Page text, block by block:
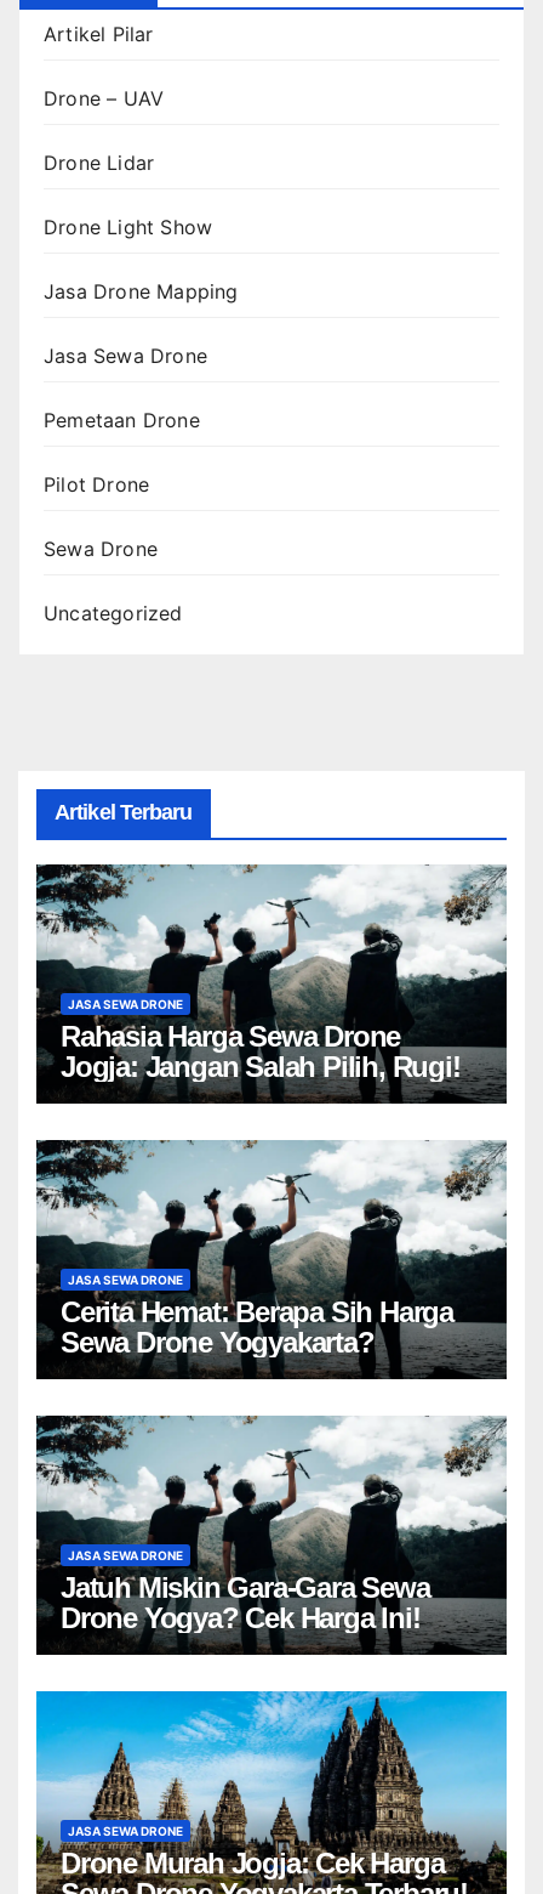
Artikel Pilar
Drone – UAV
Drone Lidar
Drone Light Show
Jasa Drone Mapping
Jasa Sewa Drone
Pemetaan Drone
Pilot Drone
Sewa Drone
Uncategorized
Artikel Terbaru
JASA SEWA DRONE
Rahasia Harga Sewa Drone
Jogja: Jangan Salah Pilih, Rugi!
JASA SEWA DRONE
Cerita Hemat: Berapa Sih Harga
Sewa Drone Yogyakarta?
JASA SEWA DRONE
Jatuh Miskin Gara-Gara Sewa
Drone Yogya? Cek Harga Ini!
JASA SEWA DRONE
Drone Murah Jogja: Cek Harga